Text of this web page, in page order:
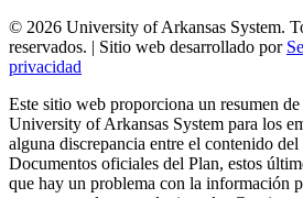
© 2026 University of Arkansas System.
reservados. | Sitio web desarrollado por
privacidad
Este sitio web proporciona un resumen
University of Arkansas System para los
alguna discrepancia entre el contenido
Documentos oficiales del Plan, estos
que hay un problema con la información